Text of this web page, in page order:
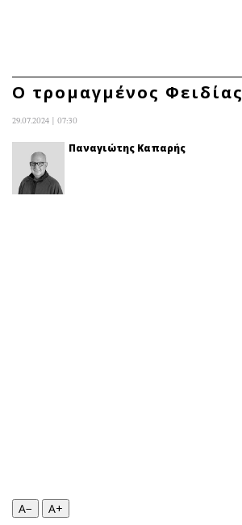
ΚΑΤΗΓΟΡΙΕΣ
Κύπρος
Παιδεία
Οικονομία
Ο τρομαγμένος Φειδίας
29.07.2024 | 07:30
Παναγιώτης Καπαρής
A− A+